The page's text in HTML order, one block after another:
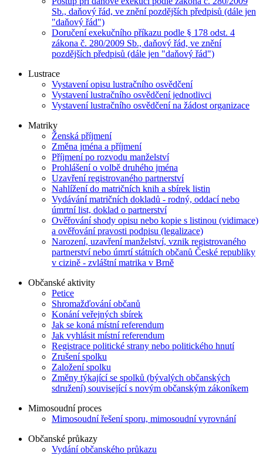
Sb., daňový řád, ve znění pozdějších předpisů (dále jen
"daňový řád")
Doručení exekučního příkazu podle § 178 odst. 4
zákona č. 280/2009 Sb., daňový řád, ve znění
pozdějších předpisů (dále jen "daňový řád")
Lustrace
Vystavení opisu lustračního osvědčení
Vystavení lustračního osvědčení jednotlivci
Vystavení lustračního osvědčení na žádost organizace
Matriky
Ženská příjmení
Změna jména a příjmení
Příjmení po rozvodu manželství
Prohlášení o volbě druhého jména
Uzavření registrovaného partnerství
Nahlížení do matričních knih a sbírek listin
Vydávání matričních dokladů - rodný, oddací nebo
úmrtní list, doklad o partnerství
Ověřování shody opisu nebo kopie s listinou (vidimace)
a ověřování pravosti podpisu (legalizace)
Narození, uzavření manželství, vznik registrovaného
partnerství nebo úmrtí státních občanů České republiky
v cizině - zvláštní matrika v Brně
Občanské aktivity
Petice
Shromažďování občanů
Konání veřejných sbírek
Jak se koná místní referendum
Jak vyhlásit místní referendum
Registrace politické strany nebo politického hnutí
Zrušení spolku
Založení spolku
Změny týkající se spolků (bývalých občanských
sdružení) související s novým občanským zákoníkem
Mimosoudní proces
Mimosoudní řešení sporu, mimosoudní vyrovnání
Občanské průkazy
Vydání občanského průkazu